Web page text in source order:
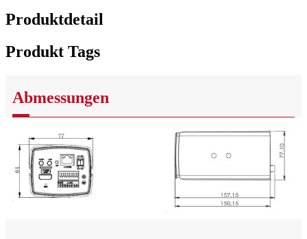
Produktdetail
Produkt Tags
Abmessungen